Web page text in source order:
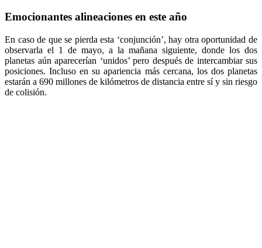
Emocionantes alineaciones en este año
En caso de que se pierda esta ‘conjunción’, hay otra oportunidad de
observarla el 1 de mayo, a la mañana siguiente, donde los dos
planetas aún aparecerían ‘unidos’ pero después de intercambiar sus
posiciones. Incluso en su apariencia más cercana, los dos planetas
estarán a 690 millones de kilómetros de distancia entre sí y sin riesgo
de colisión.